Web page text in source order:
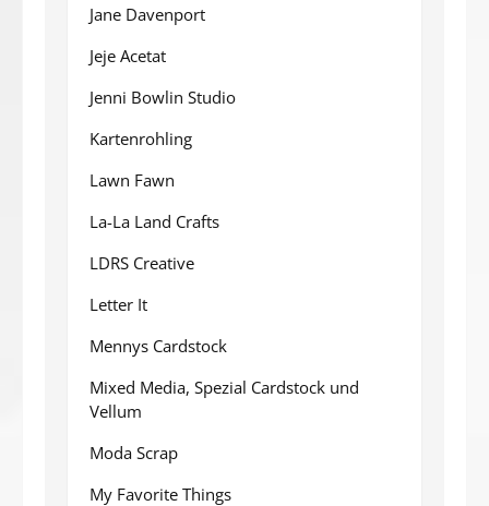
Jane Davenport
Jeje Acetat
Jenni Bowlin Studio
Kartenrohling
Lawn Fawn
La-La Land Crafts
LDRS Creative
Letter It
Mennys Cardstock
Mixed Media, Spezial Cardstock und
Vellum
Moda Scrap
My Favorite Things